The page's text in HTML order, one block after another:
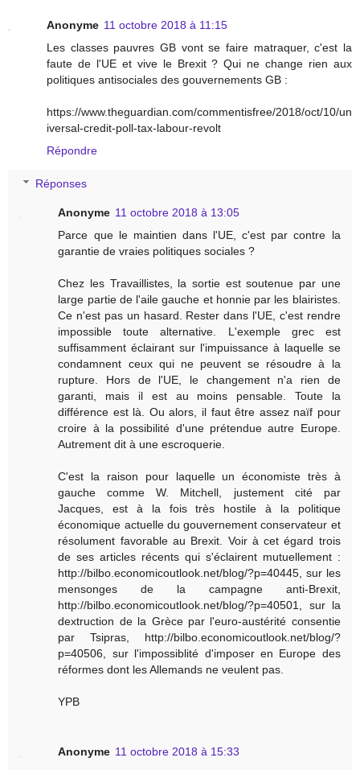
Anonyme 11 octobre 2018 à 11:15
Les classes pauvres GB vont se faire matraquer, c'est la
faute de l'UE et vive le Brexit ? Qui ne change rien aux
politiques antisociales des gouvernements GB :
https://www.theguardian.com/commentisfree/2018/oct/10/un
iversal-credit-poll-tax-labour-revolt
Répondre
Réponses
Anonyme 11 octobre 2018 à 13:05
Parce que le maintien dans l'UE, c'est par contre la
garantie de vraies politiques sociales ?
Chez les Travaillistes, la sortie est soutenue par une
large partie de l'aile gauche et honnie par les blairistes.
Ce n'est pas un hasard. Rester dans l'UE, c'est rendre
impossible toute alternative. L'exemple grec est
suffisamment éclairant sur l'impuissance à laquelle se
condamnent ceux qui ne peuvent se résoudre à la
rupture. Hors de l'UE, le changement n'a rien de
garanti, mais il est au moins pensable. Toute la
différence est là. Ou alors, il faut être assez naïf pour
croire à la possibilité d'une prétendue autre Europe.
Autrement dit à une escroquerie.
C'est la raison pour laquelle un économiste très à
gauche comme W. Mitchell, justement cité par
Jacques, est à la fois très hostile à la politique
économique actuelle du gouvernement conservateur et
résolument favorable au Brexit. Voir à cet égard trois
de ses articles récents qui s'éclairent mutuellement :
http://bilbo.economicoutlook.net/blog/?p=40445, sur les
mensonges de la campagne anti-Brexit,
http://bilbo.economicoutlook.net/blog/?p=40501, sur la
dextruction de la Grèce par l'euro-austérité consentie
par Tsipras, http://bilbo.economicoutlook.net/blog/?
p=40506, sur l'impossiblité d'imposer en Europe des
réformes dont les Allemands ne veulent pas.
YPB
Anonyme 11 octobre 2018 à 15:33